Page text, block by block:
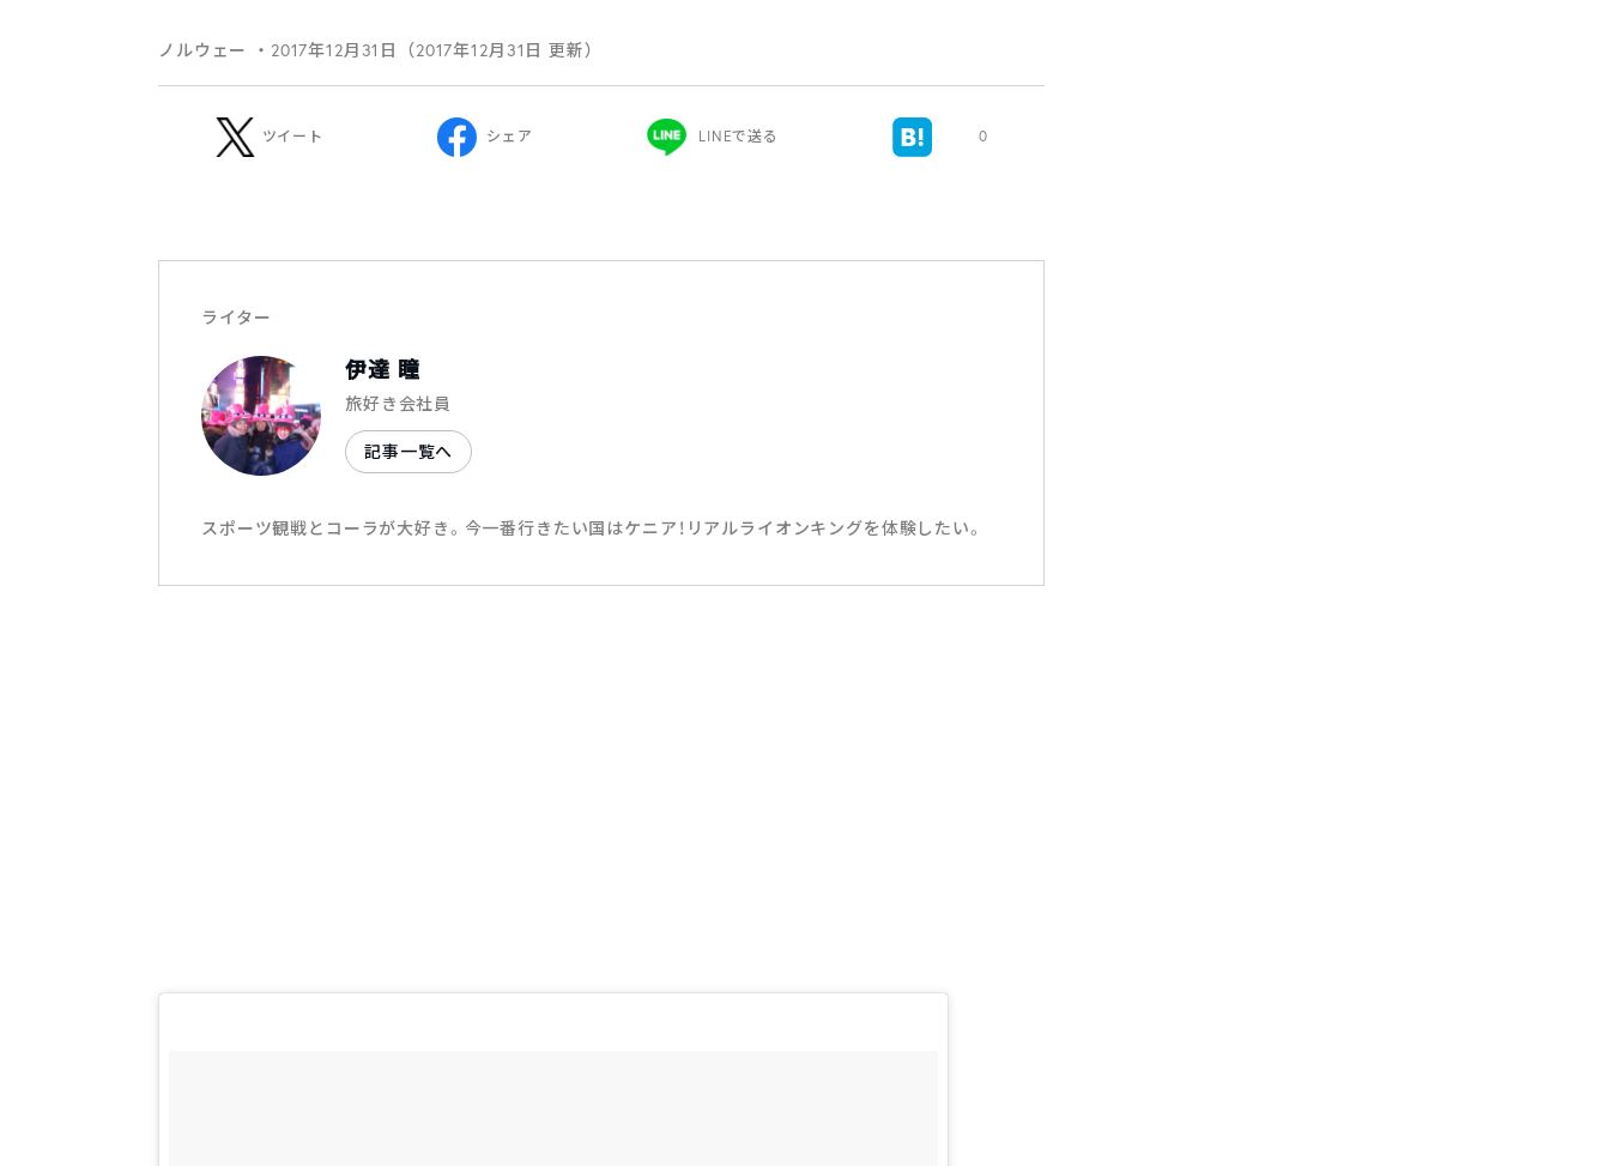
ノルウェー ・2017年12月31日（2017年12月31日 更新）
ツイート シェア LINEで送る 0
ライター
伊達 瞳
旅好き会社員
記事一覧へ
スポーツ観戦とコーラが大好き。今一番行きたい国はケニア！リアルライオンキングを体験したい。